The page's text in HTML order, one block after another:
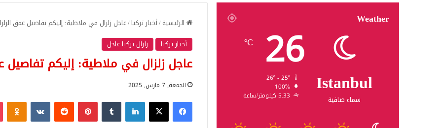
الرئيسية/أخبار تركيا/عاجل زلزال في ملاطية: إليكم تفاصيل عمق
أخبار تركيا
زلزال تركيا عاجل
عاجل زلزال في ملاطية: إليكم تفاصيل
الجمعة, 7 مارس, 2025
فيسبوك‫X لينكدإن بينتيريست
Weather
Istanbul
سماء صافية
26
℃
100%
5.33 كيلومتر/ساعة